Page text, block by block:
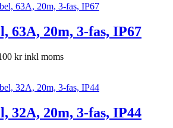
63A, 20m, 3-fas, IP67
krinkl moms
32A, 20m, 3-fas, IP44